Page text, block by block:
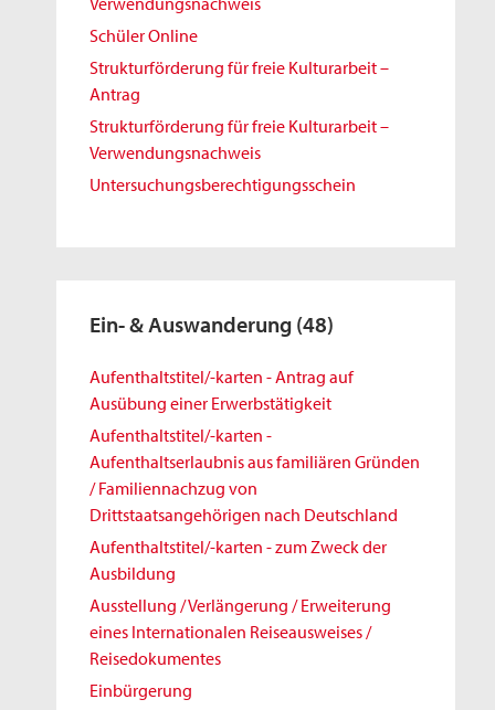
Schüler Online
Strukturförderung für freie Kulturarbeit –
Antrag
Strukturförderung für freie Kulturarbeit –
Verwendungsnachweis
Untersuchungsberechtigungsschein
Ein- & Auswanderung (48)
Aufenthaltstitel/-karten - Antrag auf
Ausübung einer Erwerbstätigkeit
Aufenthaltstitel/-karten -
Aufenthaltserlaubnis aus familiären Gründen
/ Familiennachzug von
Drittstaatsangehörigen nach Deutschland
Aufenthaltstitel/-karten - zum Zweck der
Ausbildung
Ausstellung / Verlängerung / Erweiterung
eines Internationalen Reiseausweises /
Reisedokumentes
Einbürgerung